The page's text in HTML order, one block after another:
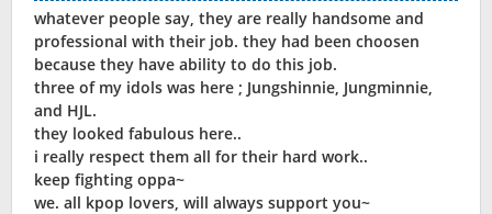
whatever people say, they are really handsome and
professional with their job. they had been choosen
because they have ability to do this job.
three of my idols was here ; Jungshinnie, Jungminnie,
and HJL.
they looked fabulous here..
i really respect them all for their hard work..
keep fighting oppa~
we. all kpop lovers, will always support you~